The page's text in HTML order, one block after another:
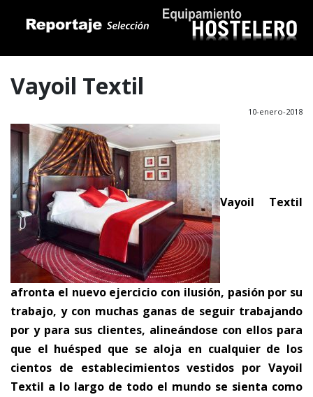
Vayoil Textil
10-enero-2018
Vayoil Textil
afronta el nuevo ejercicio con ilusión, pasión por su
trabajo, y con muchas ganas de seguir trabajando
por y para sus clientes, alineándose con ellos para
que el huésped que se aloja en cualquier de los
cientos de establecimientos vestidos por Vayoil
Textil a lo largo de todo el mundo se sienta como